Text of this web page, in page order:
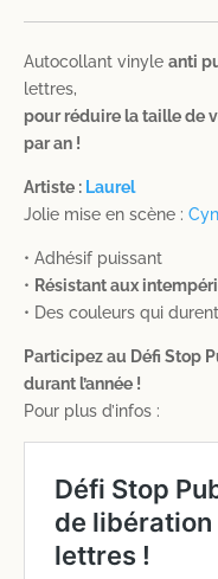
-
Gros
Sticker
Stop
Pub
par
Laurel
Autocollant vinyle anti
lettres,
pour réduire la taille de
par an !
Artiste : Laurel
Jolie mise en scène :
• Adhésif puissant
• Résistant aux
• Des couleurs qui
Participez au Défi Stop
durant l’année !
Pour plus d’infos :